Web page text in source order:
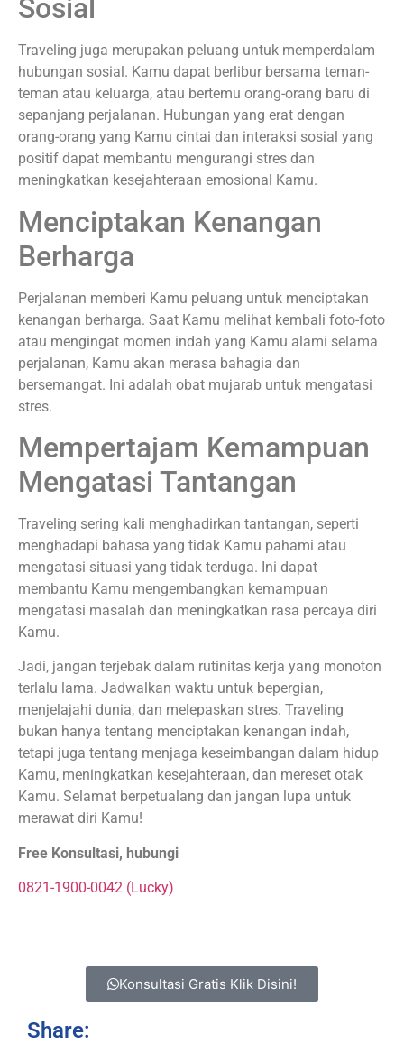
Sosial
Traveling juga merupakan peluang untuk memperdalam
hubungan sosial. Kamu dapat berlibur bersama teman-
teman atau keluarga, atau bertemu orang-orang baru di
sepanjang perjalanan. Hubungan yang erat dengan
orang-orang yang Kamu cintai dan interaksi sosial yang
positif dapat membantu mengurangi stres dan
meningkatkan kesejahteraan emosional Kamu.
Menciptakan Kenangan
Berharga
Perjalanan memberi Kamu peluang untuk menciptakan
kenangan berharga. Saat Kamu melihat kembali foto-foto
atau mengingat momen indah yang Kamu alami selama
perjalanan, Kamu akan merasa bahagia dan
bersemangat. Ini adalah obat mujarab untuk mengatasi
stres.
Mempertajam Kemampuan
Mengatasi Tantangan
Traveling sering kali menghadirkan tantangan, seperti
menghadapi bahasa yang tidak Kamu pahami atau
mengatasi situasi yang tidak terduga. Ini dapat
membantu Kamu mengembangkan kemampuan
mengatasi masalah dan meningkatkan rasa percaya diri
Kamu.
Jadi, jangan terjebak dalam rutinitas kerja yang monoton
terlalu lama. Jadwalkan waktu untuk bepergian,
menjelajahi dunia, dan melepaskan stres. Traveling
bukan hanya tentang menciptakan kenangan indah,
tetapi juga tentang menjaga keseimbangan dalam hidup
Kamu, meningkatkan kesejahteraan, dan mereset otak
Kamu. Selamat berpetualang dan jangan lupa untuk
merawat diri Kamu!
Free Konsultasi, hubungi
0821-1900-0042 (Lucky)
Konsultasi Gratis Klik Disini!
Share: